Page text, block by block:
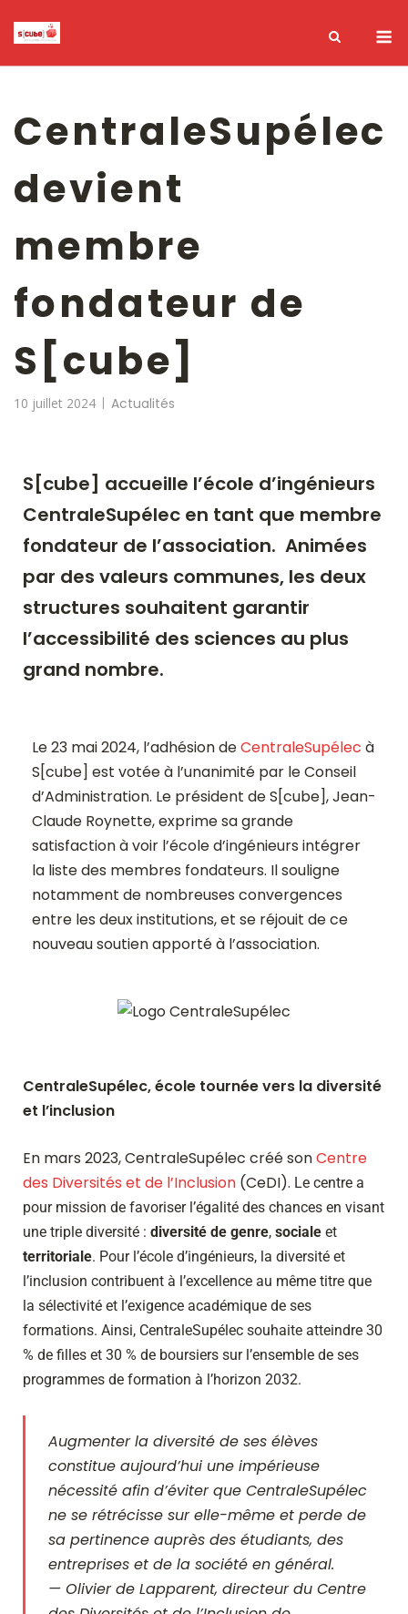
CentraleSupélec
devient
membre
fondateur de
S[cube]
10 juillet 2024 Actualités
S[cube] accueille l’école d’ingénieurs
CentraleSupélec en tant que membre
fondateur de l’association. Animées
par des valeurs communes, les deux
structures souhaitent garantir
l’accessibilité des sciences au plus
grand nombre.
Le 23 mai 2024, l’adhésion deCentraleSupélec à
S[cube] est votée à l’unanimité par le Conseil
d’Administration. Le président de S[cube], Jean-
Claude Roynette, exprime sa grande
satisfaction à voir l’école d’ingénieurs intégrer
la liste des membres fondateurs. Il souligne
notamment de nombreuses convergences
entre les deux institutions, et se réjouit de ce
nouveau soutien apporté à l’association.
CentraleSupélec, école tournée vers la diversité
et l’inclusion
En mars 2023, CentraleSupélec créé sonCentre
des Diversités et de l’Inclusion (CeDI). Le centre a
pour mission de favoriser l’égalité des chances en visant
une triple diversité : diversité de genre, sociale et
territoriale. Pour l’école d’ingénieurs, la diversité et
l’inclusion contribuent à l’excellence au même titre que
la sélectivité et l’exigence académique de ses
formations. Ainsi, CentraleSupélec souhaite atteindre 30
% de filles et 30 % de boursiers sur l’ensemble de ses
programmes de formation à l’horizon 2032.
Augmenter la diversité de ses élèves
constitue aujourd’hui une impérieuse
nécessité afin d’éviter que CentraleSupélec
ne se rétrécisse sur elle-même et perde de
sa pertinence auprès des étudiants, des
entreprises et de la société en général.
— Olivier de Lapparent, directeur du Centre